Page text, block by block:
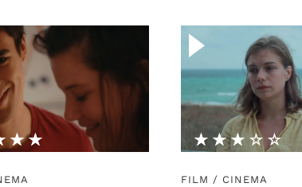
★★★★★
☆☆☆☆☆
FILM / CINEMA